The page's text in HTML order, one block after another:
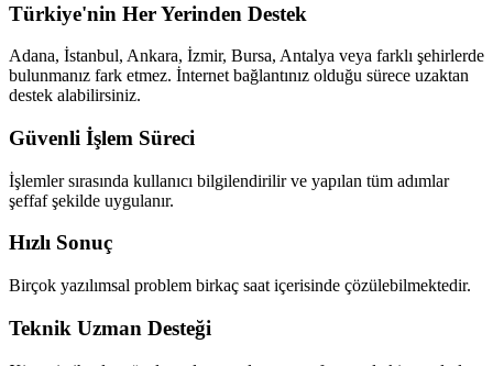
Türkiye'nin Her Yerinden Destek
Adana, İstanbul, Ankara, İzmir, Bursa, Antalya veya farklı şehirlerde
bulunmanız fark etmez. İnternet bağlantınız olduğu sürece uzaktan
destek alabilirsiniz.
Güvenli İşlem Süreci
İşlemler sırasında kullanıcı bilgilendirilir ve yapılan tüm adımlar
şeffaf şekilde uygulanır.
Hızlı Sonuç
Birçok yazılımsal problem birkaç saat içerisinde çözülebilmektedir.
Teknik Uzman Desteği